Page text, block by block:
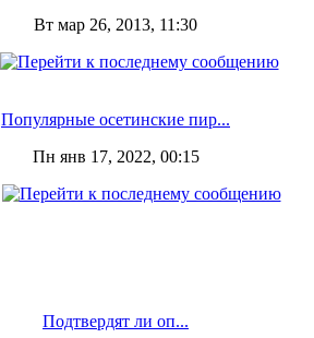
Вт мар 26, 2013, 11:30
Популярные осетинские пир...
Пн янв 17, 2022, 00:15
Подтвердят ли оп...